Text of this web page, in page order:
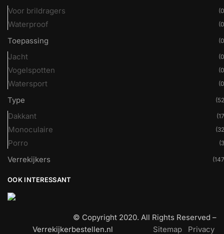
Voor brildragers
Waterproof
Toepassing
Jacht
Vogelspotten
Watersport
Type
Dakkant
Monoculaire
Porro
Verrekijkers
OOK INTERESSANT
© Copyright 2020. All Rights Reserved –
Verrekijkerbestellen.nl Sitemap Privacy